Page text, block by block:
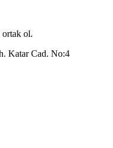
ortak ol.
Katar Cad. No:4